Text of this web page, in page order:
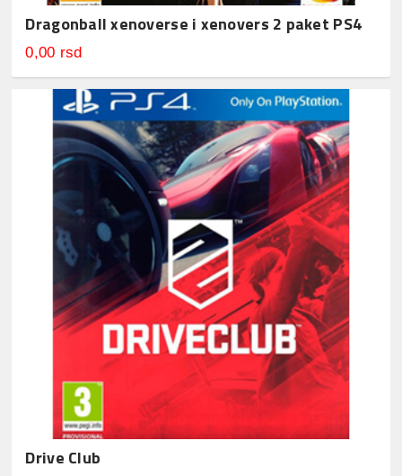
Dragonball xenoverse i xenovers 2 paket PS4
0,00 rsd
Drive Club